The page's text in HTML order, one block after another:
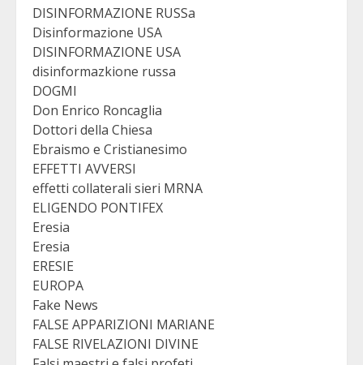
DISINFORMAZIONE RUSSa
Disinformazione USA
DISINFORMAZIONE USA
disinformazkione russa
DOGMI
Don Enrico Roncaglia
Dottori della Chiesa
Ebraismo e Cristianesimo
EFFETTI AVVERSI
effetti collaterali sieri MRNA
ELIGENDO PONTIFEX
Eresia
Eresia
ERESIE
EUROPA
Fake News
FALSE APPARIZIONI MARIANE
FALSE RIVELAZIONI DIVINE